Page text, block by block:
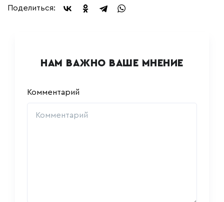
Поделиться:
НАМ ВАЖНО ВАШЕ МНЕНИЕ
Комментарий